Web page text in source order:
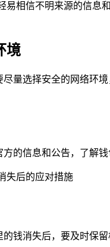
易相信不明来源的信息
境
尽量选择安全的网络环
方的信息和公告，了解
失后的应对措施
的钱消失后，要及时保